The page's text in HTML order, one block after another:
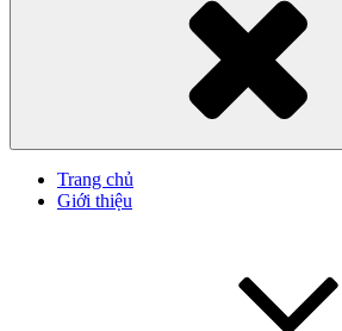
Trang chủ
Giới thiệu